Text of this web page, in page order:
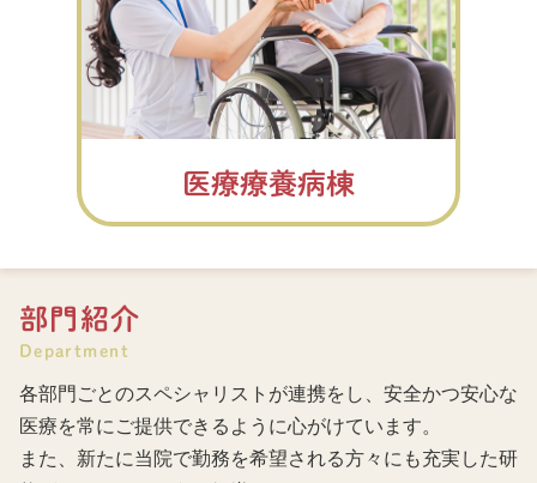
医療療養病棟
部門紹介
Department
各部門ごとのスペシャリストが連携をし、安全かつ安心な
医療を常にご提供できるように心がけています。
また、新たに当院で勤務を希望される方々にも充実した研